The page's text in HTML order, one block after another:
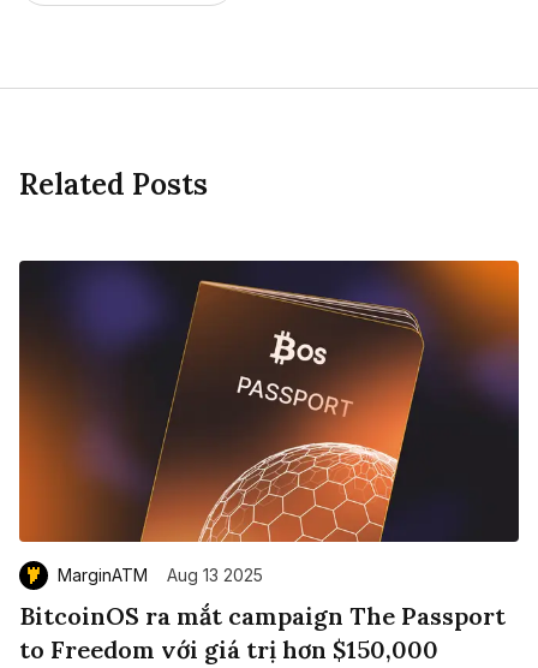
Related Posts
MarginATM Aug 13 2025
BitcoinOS ra mắt campaign The Passport
to Freedom với giá trị hơn $150,000